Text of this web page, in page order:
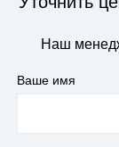
Наш
Ваше имя